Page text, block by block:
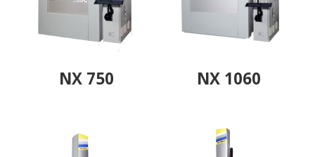
NX 750 NX 1060